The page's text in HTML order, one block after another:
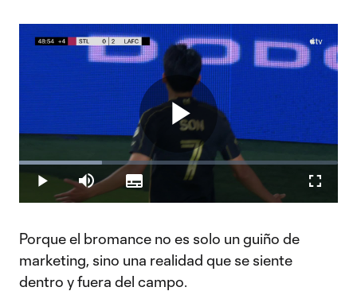
Play
Video
Play Mute
Loaded:
25.97%
Subtitles
Porque el bromance no es solo un guiño de
marketing, sino una realidad que se siente
dentro y fuera del campo.